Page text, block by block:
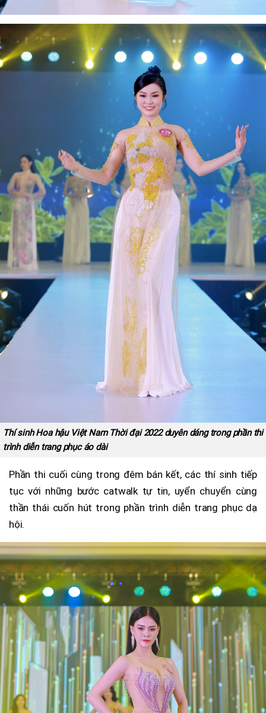
Thí sinh Hoa hậu Việt Nam Thời đại 2022 duyên dáng trong phần thi
trình diễn trang phục áo dài
Phần thi cuối cùng trong đêm bán kết, các thí sinh tiếp
tục với những bước catwalk tự tin, uyển chuyển cùng
thần thái cuốn hút trong phần trình diễn trang phục dạ
hội.